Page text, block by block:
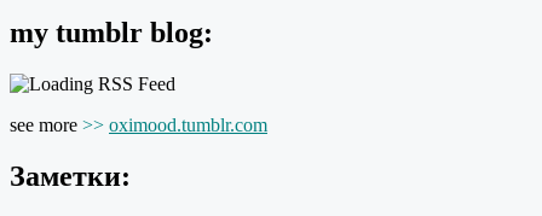
my tumblr blog:
see more >> oximood.tumblr.com
Заметки: